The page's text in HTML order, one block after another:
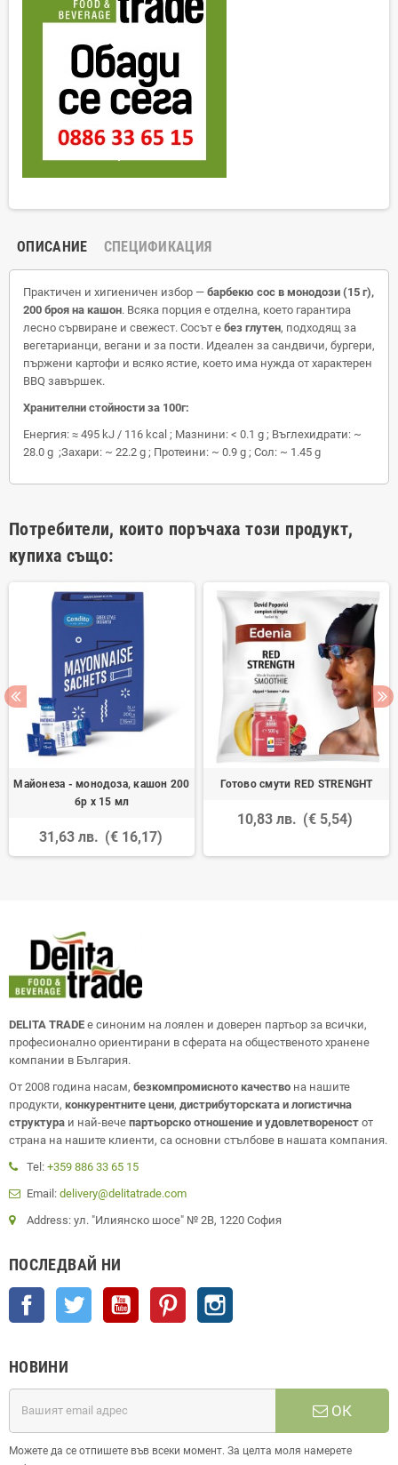
ОПИСАНИЕ СПЕЦИФИКАЦИЯ
Практичен и хигиеничен избор — барбекю сос в монодози (15 г),
200 броя на кашон. Всяка порция е отделна, което гарантира
лесно сървиране и свежест. Сосът е без глутен, подходящ за
вегетарианци, вегани и за пости. Идеален за сандвичи, бургери,
пържени картофи и всяко ястие, което има нужда от характерен
BBQ завършек.
Хранителни стойности за 100г:
Енергия: ≈ 495 kJ / 116 kcal ; Мазнини: < 0.1 g ; Въглехидрати: ~
28.0 g ;Захари: ~ 22.2 g ; Протеини: ~ 0.9 g ; Сол: ~ 1.45 g
Потребители, които поръчаха този продукт,
купиха също:
Майонеза - монодоза, кашон 200
бр х 15 мл
31,63 лв. (€ 16,17)
Готово смути RED STRENGHT
10,83 лв. (€ 5,54)
DELITA TRADE е синоним на лоялен и доверен партьор за всички,
професионално ориентирани в сферата на общественото хранене
компании в България.
От 2008 година насам, безкомпромисното качество на нашите
продукти, конкурентните цени, дистрибуторската и логистична
структура и най-вече партьорско отношение и удовлетвореност от
страна на нашите клиенти, са основни стълбове в нашата компания.
Tel: +359 886 33 65 15
Email: delivery@delitatrade.com
Address: ул. "Илиянско шосе" № 2В, 1220 София
ПОСЛЕДВАЙ НИ
Facebook Twitter YouTube Pinterest
НОВИНИ
ОК
Можете да се отпишете във всеки момент. За целта моля намерете